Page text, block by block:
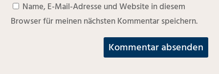
Name, E-Mail-Adresse und Website in diesem
Browser für meinen nächsten Kommentar speichern.